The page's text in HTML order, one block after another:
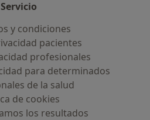
Servicio
y condiciones
pacientes
profesionales
para determinados
de la salud
de cookies
los resultados